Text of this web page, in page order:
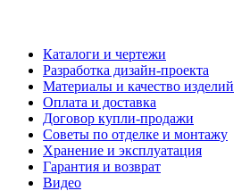
Каталоги и чертежи
Разработка дизайн-проекта
Материалы и качество изделий
Оплата и доставка
Договор купли-продажи
Советы по отделке и монтажу
Хранение и эксплуатация
Гарантия и возврат
Видео